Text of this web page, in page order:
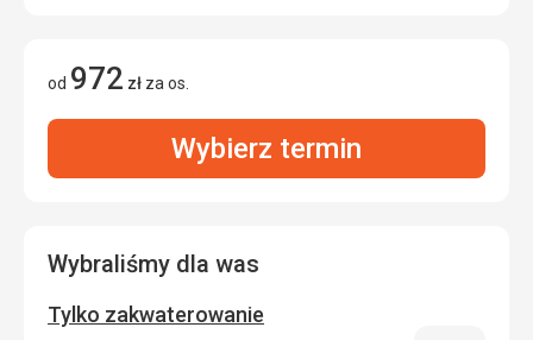
od 972 zł za os.
Wybierz termin
Wybraliśmy dla was
Tylko zakwaterowanie